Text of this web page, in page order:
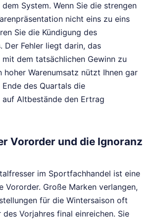
System. Wenn Sie die strengen
nicht eins zu eins
Sie die Kündigung des
Der Fehler liegt darin, das
dem tatsächlichen Gewinn zu
hoher Warenumsatz nützt Ihnen gar
des Quartals die
auf Altbestände den Ertrag
Vororder und die Ignoranz
im Sportfachhandel ist eine
Vororder. Große Marken verlangen,
für die Wintersaison oft
des Vorjahres final einreichen. Sie